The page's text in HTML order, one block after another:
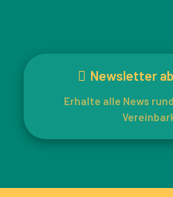
Newsletter
Erhalte alle News